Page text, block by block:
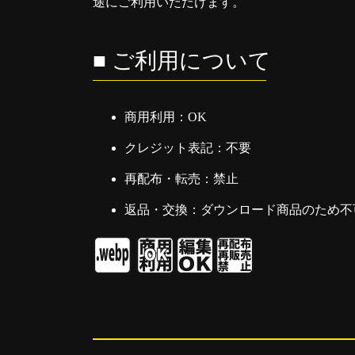
■ ご利用について
商用利用：OK
クレジット表記：不要
再配布・転売：禁止
返品・交換：ダウンロード商品のため不